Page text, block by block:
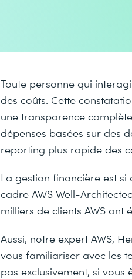
Toute personne qui
des coûts. Cette
une transparence
dépenses basées sur des
reporting plus rapide des
La gestion financière est si
cadre AWS Well-
milliers de clients AWS ont
Aussi, notre expert AWS,
vous familiariser avec les
pas exclusivement, si vous